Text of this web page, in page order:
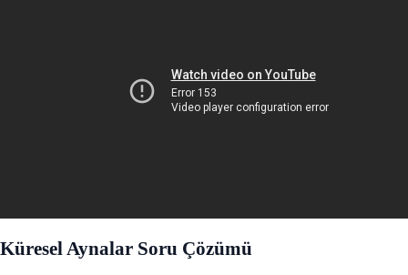
Küresel Aynalar Soru Çözümü